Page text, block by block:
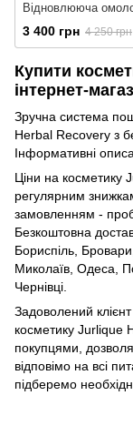
Відновлююча
сироватка для
3 400 грн 4 250 грн
Купити
інтернет-
Зручна система
Herbal Recovery з
Інформативні
Ціни на косметику
регулярним
замовленням -
Безкоштовна
Бориспіль,
Миколаїв, Одеса,
Чернівці.
Задоволений
косметику Jurlique
покупцями,
відповімо на всі
підберемо